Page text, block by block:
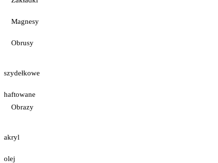
Magnesy
Obrusy
szydełkowe
haftowane
Obrazy
akryl
olej